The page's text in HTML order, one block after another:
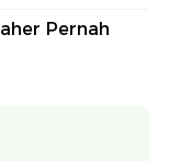
Pernah